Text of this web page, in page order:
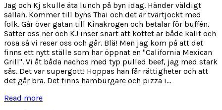
Jag och Kj skulle äta lunch på byn idag. Händer väldigt
sällan. Kommer till byns Thai och det är tvärtjockt med
folk. Går över gatan till Kinakrogen och betalar för buffén.
Sätter oss ner och KJ inser snart att köttet är både kallt och
rosa så vi reser oss och går. Blä! Men jag kom på att det
finns ett nytt ställe som har öppnat en "California Mexican
Grill". Vi åt båda nachos med typ pulled beef, jag med stark
sås. Det var supergott! Hoppas han får rättigheter och att
det går bra. Det finns hamburgare och pizza i...
Read more